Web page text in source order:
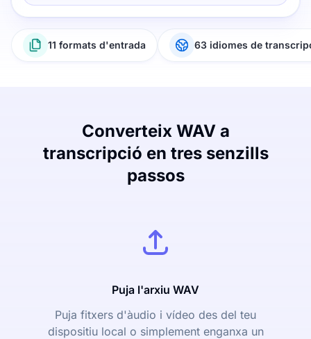
11 formats d'entrada 63 idiomes de
Converteix WAV a
transcripció en tres senzills
passos
Puja l'arxiu WAV
Puja fitxers d'àudio i vídeo des del teu
dispositiu local o simplement enganxa un